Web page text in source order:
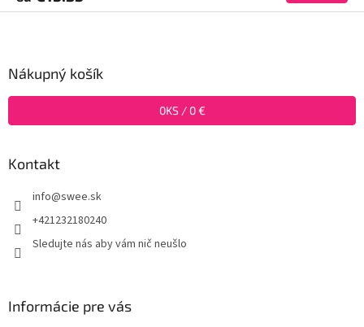
Nákupný košík
0KS / 0 €
Kontakt
info@swee.sk
+421232180240
Sledujte nás aby vám nič neušlo
Informácie pre vás